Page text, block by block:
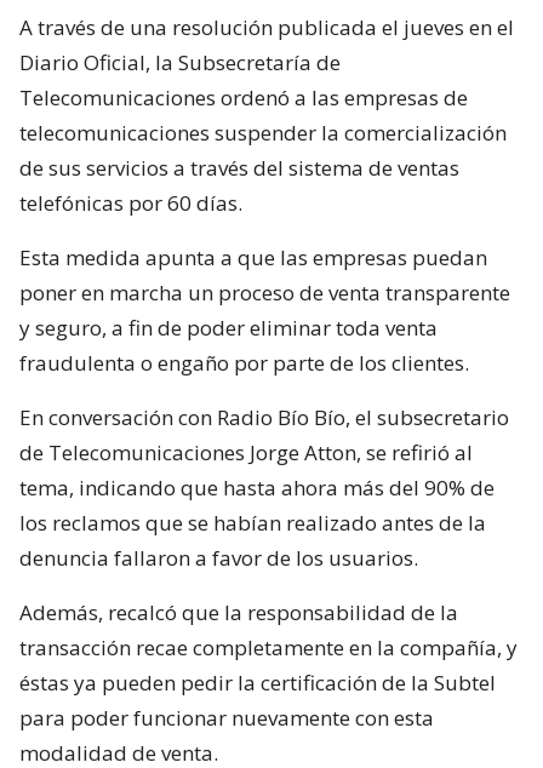
A través de una resolución publicada el jueves en el
Diario Oficial, la Subsecretaría de
Telecomunicaciones ordenó a las empresas de
telecomunicaciones suspender la comercialización
de sus servicios a través del sistema de ventas
telefónicas por 60 días.
Esta medida apunta a que las empresas puedan
poner en marcha un proceso de venta transparente
y seguro, a fin de poder eliminar toda venta
fraudulenta o engaño por parte de los clientes.
En conversación con Radio Bío Bío, el subsecretario
de Telecomunicaciones Jorge Atton, se refirió al
tema, indicando que hasta ahora más del 90% de
los reclamos que se habían realizado antes de la
denuncia fallaron a favor de los usuarios.
Además, recalcó que la responsabilidad de la
transacción recae completamente en la compañía, y
éstas ya pueden pedir la certificación de la Subtel
para poder funcionar nuevamente con esta
modalidad de venta.